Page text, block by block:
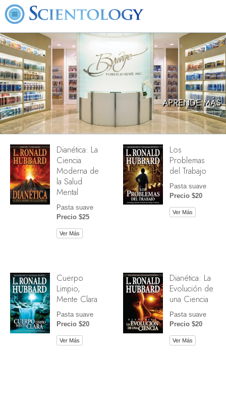
APRENDE MÁS
Dianética: La
Ciencia
Moderna de
la Salud
Mental
Pasta suave
Precio $25
Ver Más
Los
Problemas
del Trabajo
Pasta suave
Precio $20
Ver Más
Cuerpo
Limpio,
Mente Clara
Pasta suave
Precio $20
Ver Más
Dianética: La
Evolución de
una Ciencia
Pasta suave
Precio $20
Ver Más